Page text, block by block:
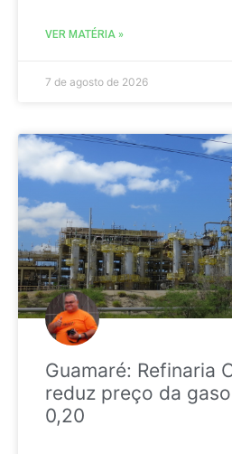
VER MATÉRIA »
7 de agosto de 2026
Guamaré: Refinaria
reduz preço da
0,20